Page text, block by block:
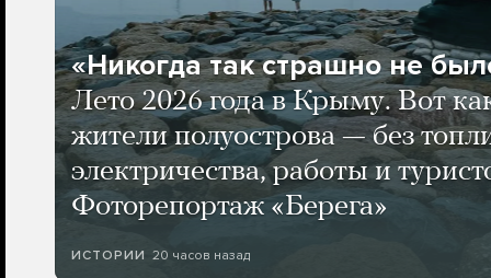
«Никогда так страшно не
Лето 2026 года в Крыму. Вот
жители полуострова — без
электричества, работы и
Фоторепортаж «Берега»
ИСТОРИИ 20 часов назад